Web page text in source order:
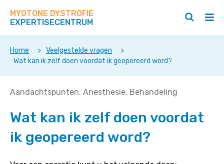
direct
op
deze
MYOTONE DYSTROFIE
EXPERTISECENTRUM
/
Zoeken
/
Home > Veelgestelde vragen
>
Wat kan ik zelf doen voordat ik geopereerd word?
Wat
ik
doen
Aandachtspunten Anesthesie Behandeling
Wat kan ik zelf doen voordat
ik geopereerd word?